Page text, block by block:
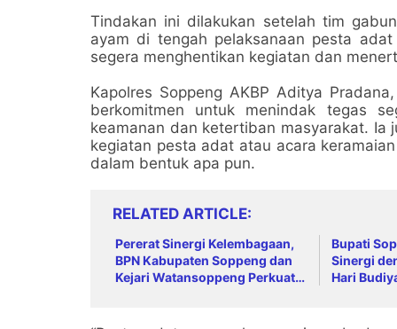
Tindakan ini dilakukan setelah tim
ayam di tengah pelaksanaan pesta
segera menghentikan kegiatan dan
Kapolres Soppeng AKBP Aditya
berkomitmen untuk menindak tegas
keamanan dan ketertiban masyarakat. Ia
kegiatan pesta adat atau acara
dalam bentuk apa pun.
RELATED ARTICLE
Pererat Sinergi Kelembagaan,
BPN Kabupaten Soppeng dan
Kejari Watansoppeng Perkuat
Bupati
Sinergi
Hari